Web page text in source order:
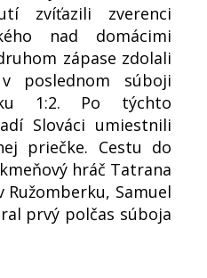
zvíťazili zverenci
nad domácimi
zápase zdolali
poslednom súboji
1:2. Po týchto
Slováci umiestnili
priečke. Cestu do
hráč Tatrana
Ružomberku, Samuel
prvý polčas súboja